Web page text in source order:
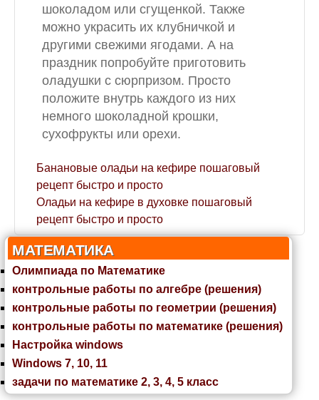
шоколадом или сгущенкой. Также
можно украсить их клубничкой и
другими свежими ягодами. А на
праздник попробуйте приготовить
оладушки с сюрпризом. Просто
положите внутрь каждого из них
немного шоколадной крошки,
сухофрукты или орехи.
Банановые оладьи на кефире пошаговый
рецепт быстро и просто
Оладьи на кефире в духовке пошаговый
рецепт быстро и просто
МАТЕМАТИКА
Олимпиада по Математике
контрольные работы по алгебре (решения)
контрольные работы по геометрии (решения)
контрольные работы по математике (решения)
Настройка windows
Windows 7, 10, 11
задачи по математике 2, 3, 4, 5 класс